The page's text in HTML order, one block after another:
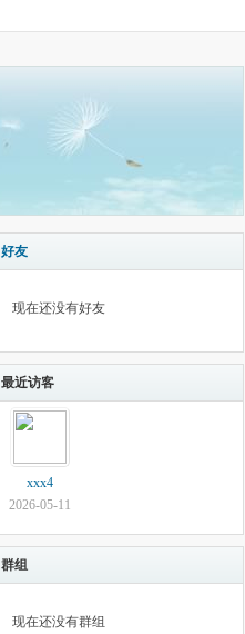
好友
现在还没有好友
最近访客
xxx4
2026-05-11
群组
现在还没有群组